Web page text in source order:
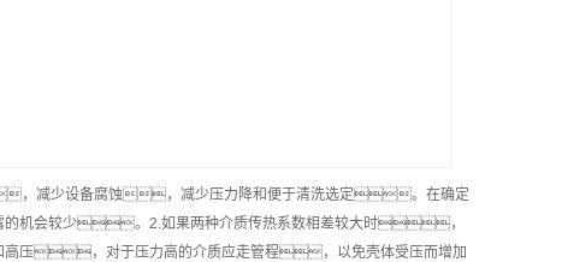
，减少设备腐蚀，减少压力降和便于清洗选定。在确定
机会较少。2.如果两种介质传热系数相差较大时，
压，对于压力高的介质应走管程，以免壳体受压而增加